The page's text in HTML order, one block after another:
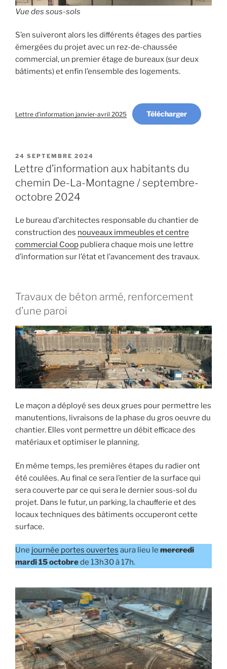
Vue des sous-sols
S’en suiveront alors les diﬀérents étages des parties
émergées du projet avec un rez-de-chaussée
commercial, un premier étage de bureaux (sur deux
bâtiments) et enfin l’ensemble des logements.
Lettre d’information janvier-avril 2025 Télécharger
PUBLIÉ
LE
24 SEPTEMBRE 2024
Lettre d’information aux habitants du
chemin De-La-Montagne / septembre-
octobre 2024
Le bureau d’architectes responsable du chantier de
construction des nouveaux immeubles et centre
commercial Coop publiera chaque mois une lettre
d’information sur l’état et l’avancement des travaux.
Travaux de béton armé, renforcement
d’une paroi
Le maçon a déployé ses deux grues pour permettre les
manutentions, livraisons de la phase du gros oeuvre du
chantier. Elles vont permettre un débit eﬃcace des
matériaux et optimiser le planning.
En même temps, les premières étapes du radier ont
été coulées. Au final ce sera l’entier de la surface qui
sera couverte par ce qui sera le dernier sous-sol du
projet. Dans le futur, un parking, la chauﬀerie et des
locaux techniques des bâtiments occuperont cette
surface.
Une journée portes ouvertes aura lieu le mercredi
mardi 15 octobrede 13h30 à 17h.